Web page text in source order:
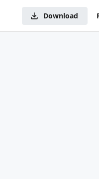
Download